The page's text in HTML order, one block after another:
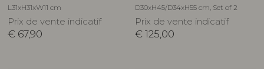
L31xH31xW11 cm
Prix de vente indicatif
€ 67,90
D30xH45/D34xH55 cm, Set of 2
Prix de vente indicatif
€ 125,00